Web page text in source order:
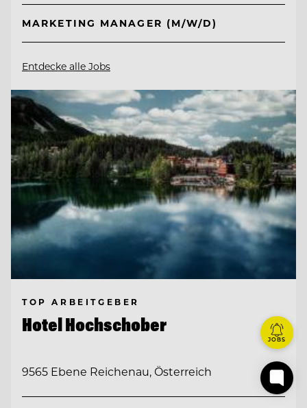
MARKETING MANAGER (M/W/D)
Entdecke alle Jobs
TOP ARBEITGEBER
Hotel Hochschober
9565 Ebene Reichenau, Österreich
JOBS